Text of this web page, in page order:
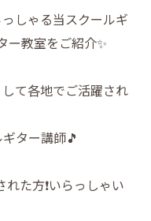
しゃる当スクールギ
ー教室をご紹介✨
て各地でご活躍され
ター講師🎵
た方❗️いらっしゃい